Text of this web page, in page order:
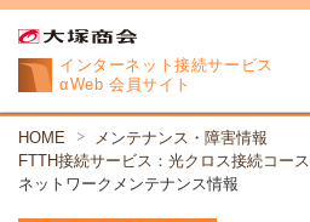
インターネット接続サービス
αWeb 会員サイト
HOME
メンテナンス・障害情報
FTTH接続サービス：光クロス接続コース
ネットワークメンテナンス情報